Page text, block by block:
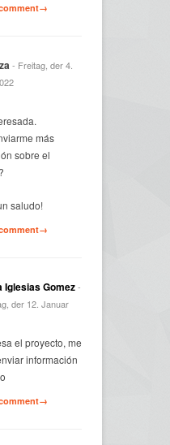
- Freitag, der 4.
más
sobre el
saludo!
Iglesias Gomez-
der 12. Januar
el proyecto, me
información